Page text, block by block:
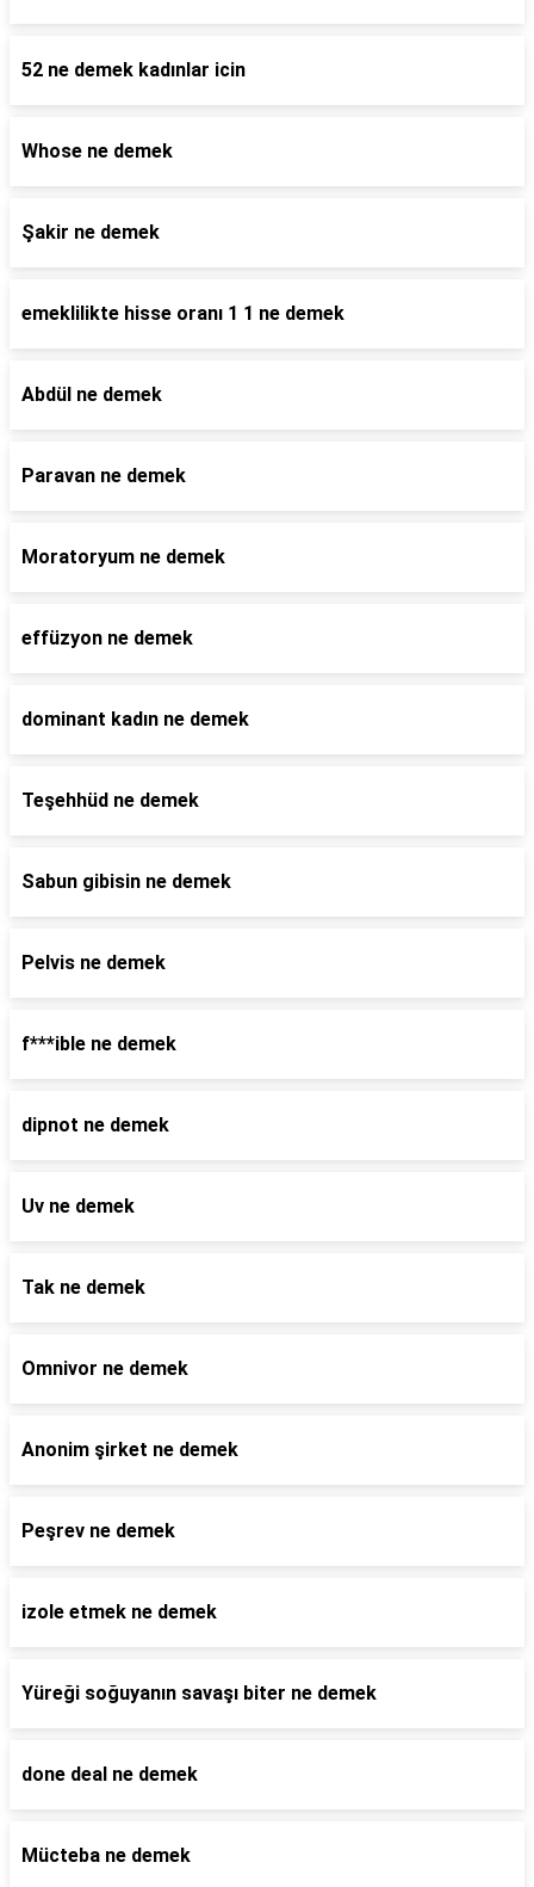
52 ne demek kadınlar icin
Whose ne demek
Şakir ne demek
emeklilikte hisse oranı 1 1 ne demek
Abdül ne demek
Paravan ne demek
Moratoryum ne demek
effüzyon ne demek
dominant kadın ne demek
Teşehhüd ne demek
Sabun gibisin ne demek
Pelvis ne demek
f***ible ne demek
dipnot ne demek
Uv ne demek
Tak ne demek
Omnivor ne demek
Anonim şirket ne demek
Peşrev ne demek
izole etmek ne demek
Yüreği soğuyanın savaşı biter ne demek
done deal ne demek
Mücteba ne demek